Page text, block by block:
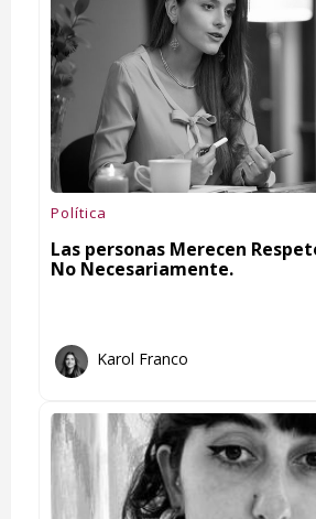
Política
Las personas Merecen
No Necesariamente.
Karol Franco